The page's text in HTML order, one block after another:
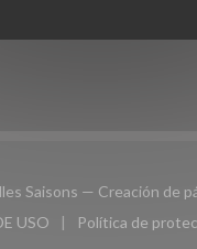
Saisons — Creación de
USO
((abre en una nueva ventana))
Política de